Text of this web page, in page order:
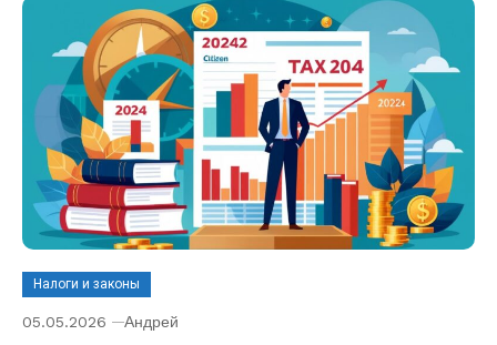
Налоги и законы
05.05.2026 Андрей